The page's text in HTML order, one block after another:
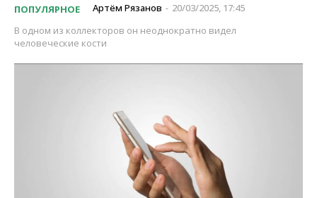
ПОПУЛЯРНОЕ Артём Рязанов - 20/03/2025, 17:45
В одном из коллекторов он неоднократно видел
человеческие кости